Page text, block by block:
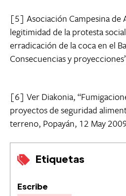
Etiquetas
Escribe
[5] Asociación Campesina de
legitimidad de la protesta
erradicación de la coca en el
Consecuencias y
[6] Ver Diakonia,
proyectos de seguridad
terreno, Popayán, 12 May